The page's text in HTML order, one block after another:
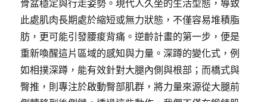
骨盆穩定與行走姿勢。現代人久坐的生活型態，導致
此處肌肉長期處於縮短或無力狀態，不僅容易堆積脂
肪，更可能引發腰痠背痛。逆齡計畫的第一步，便是
重新喚醒這片區域的感知與力量。深蹲的變化式，例
如相撲深蹲，能有效針對大腿內側與根部；而橋式與
臀推，則專注於啟動臀部肌群，將力量來源從大腿前